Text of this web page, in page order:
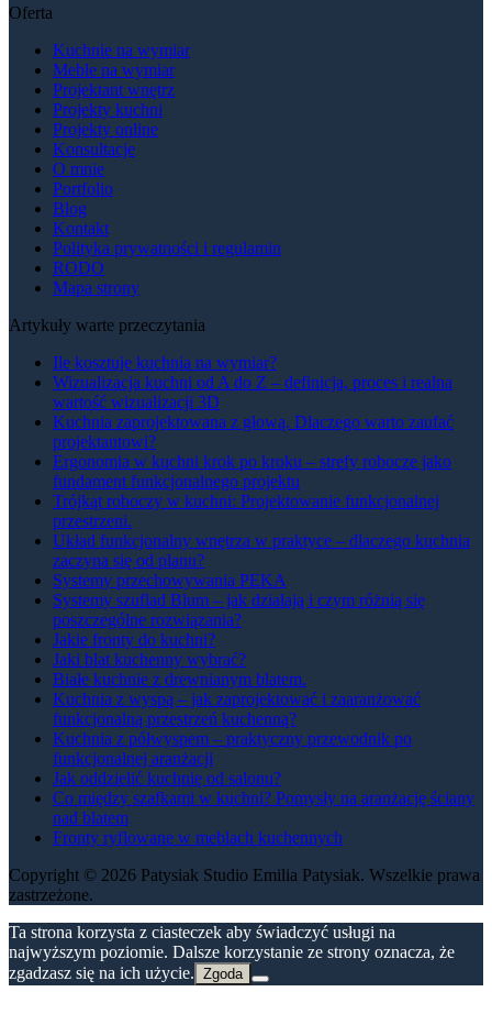
Oferta
Kuchnie na wymiar
Meble na wymiar
Projektant wnętrz
Projekty kuchni
Projekty online
Konsultacje
O mnie
Portfolio
Blog
Kontakt
Polityka prywatności i regulamin
RODO
Mapa strony
Artykuły warte przeczytania
Ile kosztuje kuchnia na wymiar?
Wizualizacja kuchni od A do Z – definicja, proces i realna
wartość wizualizacji 3D
Kuchnia zaprojektowana z głową. Dlaczego warto zaufać
projektantowi?
Ergonomia w kuchni krok po kroku – strefy robocze jako
fundament funkcjonalnego projektu
Trójkąt roboczy w kuchni: Projektowanie funkcjonalnej
przestrzeni.
Układ funkcjonalny wnętrza w praktyce – dlaczego kuchnia
zaczyna się od planu?
Systemy przechowywania PEKA
Systemy szuflad Blum – jak działają i czym różnią się
poszczególne rozwiązania?
Jakie fronty do kuchni?
Jaki blat kuchenny wybrać?
Białe kuchnie z drewnianym blatem.
Kuchnia z wyspą – jak zaprojektować i zaaranżować
funkcjonalną przestrzeń kuchenną?
Kuchnia z półwyspem – praktyczny przewodnik po
funkcjonalnej aranżacji
Jak oddzielić kuchnię od salonu?
Co między szafkami w kuchni? Pomysły na aranżację ściany
nad blatem
Fronty ryflowane w meblach kuchennych
Copyright © 2026 Patysiak Studio Emilia Patysiak. Wszelkie prawa
zastrzeżone.
Ta strona korzysta z ciasteczek aby świadczyć usługi na
najwyższym poziomie. Dalsze korzystanie ze strony oznacza, że
zgadzasz się na ich użycie. Zgoda